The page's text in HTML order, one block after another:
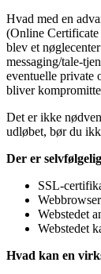
Hvad med en
(Online Certificate
blev et
messaging/tale-
eventuelle private
bliver
Det er ikke
udløbet, bør du
Der er
SSL-
Webstedet
Webstedet
Hvad kan en